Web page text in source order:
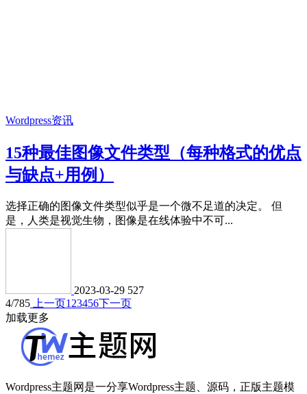
Wordpress资讯
15种最佳图像文件类型（每种格式的优点
与缺点+用例）
选择正确的图像文件类型似乎是一个微不足道的决定。 但
是，人类是视觉生物，图像是在线体验中不可...
2023-03-29 527
4/785 上一页1 23456下一页
加载更多
Wordpress主题网是一分享Wordpress主题、源码，正版主题模